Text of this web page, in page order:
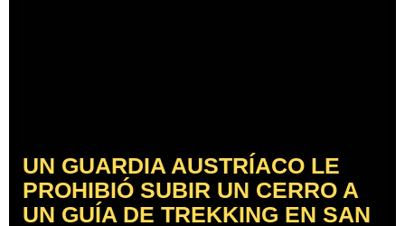
UN GUARDIA AUSTRÍACO LE
PROHIBIÓ SUBIR UN CERRO A
UN GUÍA DE TREKKING EN SAN